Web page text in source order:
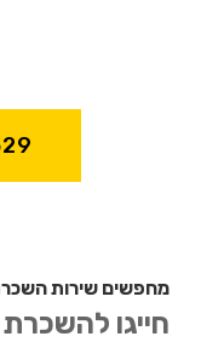
מחפשים שירות
חייגו